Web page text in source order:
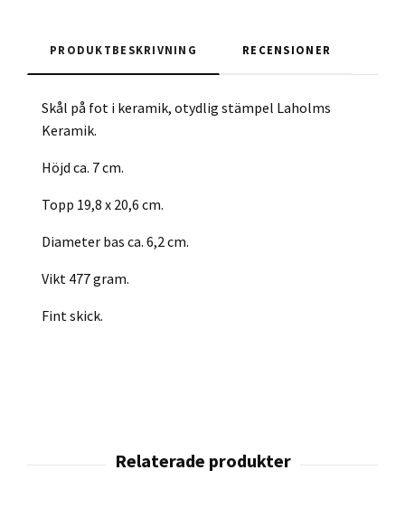
PRODUKTBESKRIVNING RECENSIONER
Skål på fot i keramik, otydlig stämpel Laholms
Keramik.
Höjd ca. 7 cm.
Topp 19,8 x 20,6 cm.
Diameter bas ca. 6,2 cm.
Vikt 477 gram.
Fint skick.